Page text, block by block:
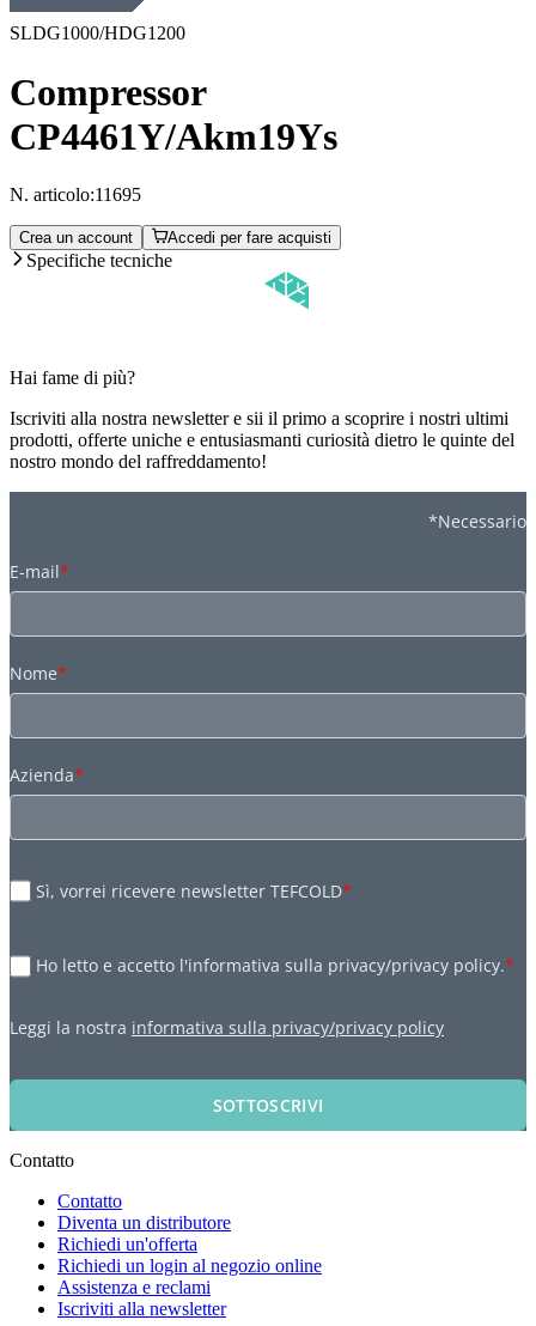
SLDG1000/HDG1200
Compressor
CP4461Y/Akm19Ys
N. articolo:11695
Crea un account Accedi per fare acquisti
Specifiche tecniche
Hai fame di più?
Iscriviti alla nostra newsletter e sii il primo a scoprire i nostri ultimi
prodotti, offerte uniche e entusiasmanti curiosità dietro le quinte del
nostro mondo del raffreddamento!
*Necessario
E-mail*
Nome*
Azienda*
Sì, vorrei ricevere newsletter TEFCOLD*
Ho letto e accetto l'informativa sulla privacy/privacy policy.*
Leggi la nostra informativa sulla privacy/privacy policy
SOTTOSCRIVI
Contatto
Contatto
Diventa un distributore
Richiedi un'offerta
Richiedi un login al negozio online
Assistenza e reclami
Iscriviti alla newsletter